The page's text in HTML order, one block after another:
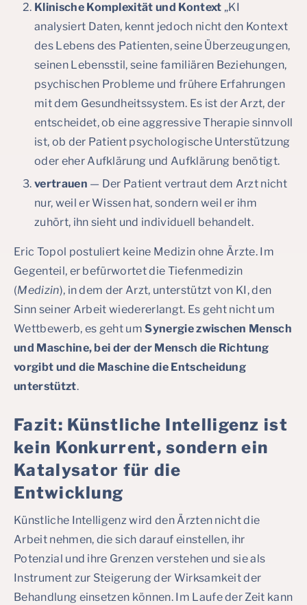
Klinische Komplexität und Kontext „KI
analysiert Daten, kennt jedoch nicht den Kontext
des Lebens des Patienten, seine Überzeugungen,
seinen Lebensstil, seine familiären Beziehungen,
psychischen Probleme und frühere Erfahrungen
mit dem Gesundheitssystem. Es ist der Arzt, der
entscheidet, ob eine aggressive Therapie sinnvoll
ist, ob der Patient psychologische Unterstützung
oder eher Aufklärung und Aufklärung benötigt.
vertrauen — Der Patient vertraut dem Arzt nicht
nur, weil er Wissen hat, sondern weil er ihm
zuhört, ihn sieht und individuell behandelt.
Eric Topol postuliert keine Medizin ohne Ärzte. Im
Gegenteil, er befürwortet die Tiefenmedizin
(Medizin), in dem der Arzt, unterstützt von KI, den
Sinn seiner Arbeit wiedererlangt. Es geht nicht um
Wettbewerb, es geht umSynergie zwischen Mensch
und Maschine, bei der der Mensch die Richtung
vorgibt und die Maschine die Entscheidung
unterstützt.
Fazit: Künstliche Intelligenz ist
kein Konkurrent, sondern ein
Katalysator für die
Entwicklung
Künstliche Intelligenz wird den Ärzten nicht die
Arbeit nehmen, die sich darauf einstellen, ihr
Potenzial und ihre Grenzen verstehen und sie als
Instrument zur Steigerung der Wirksamkeit der
Behandlung einsetzen können. Im Laufe der Zeit kann